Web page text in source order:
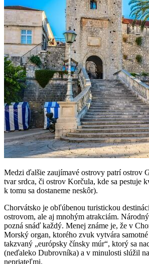
Medzi ďalšie zaujímavé ostrovy patrí ostrov
tvar srdca, či ostrov Korčula, kde sa pestuje
k tomu sa dostaneme neskôr).
Chorvátsko je obľúbenou turistickou
ostrovom, ale aj mnohým atrakciám.
pozná snáď každý. Menej známe je, že v
Morský organ, ktorého zvuk vytvára
takzvaný „európsky čínsky múr“, ktorý sa
(neďaleko Dubrovníka) a v minulosti slúžil
nepriateľmi.